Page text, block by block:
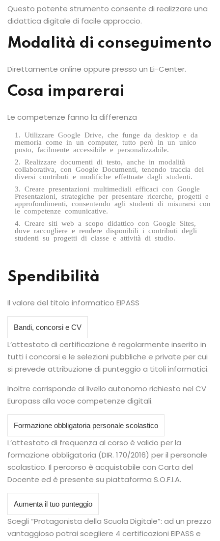
Questo potente strumento consente di realizzare una
didattica digitale di facile approccio.
Modalità di conseguimento
Direttamente online oppure presso un Ei-Center.
Cosa imparerai
Le competenze fanno la differenza
Utilizzare Google Drive, che funge da desktop e da
memoria come in un computer, tutto però in un unico
posto, facilmente accessibile e personalizzabile.
Realizzare documenti di testo, anche in modalità
collaborativa, con Google Documenti, tenendo traccia dei
diversi contributi e modifiche effettuate dagli studenti.
Creare presentazioni multimediali efficaci con Google
Presentazioni, strategiche per presentare ricerche, progetti e
approfondimenti, consentendo agli studenti di misurarsi con
le competenze comunicative.
Creare siti web a scopo didattico con Google Sites,
dove raccogliere e rendere disponibili i contributi degli
studenti su progetti di classe e attività di studio.
Spendibilità
Il valore del titolo informatico EIPASS
Bandi, concorsi e CV
L’attestato di certificazione è regolarmente inserito in
tutti i concorsi e le selezioni pubbliche e private per cui
si prevede attribuzione di punteggio a titoli informatici.
Inoltre corrisponde al livello autonomo richiesto nel CV
Europass alla voce competenze digitali.
Formazione obbligatoria personale scolastico
L’attestato di frequenza al corso è valido per la
formazione obbligatoria (DIR. 170/2016) per il personale
scolastico. Il percorso è acquistabile con Carta del
Docente ed è presente su piattaforma S.O.F.I.A.
Aumenta il tuo punteggio
Scegli “Protagonista della Scuola Digitale”: ad un prezzo
vantaggioso potrai scegliere 4 certificazioni EIPASS e